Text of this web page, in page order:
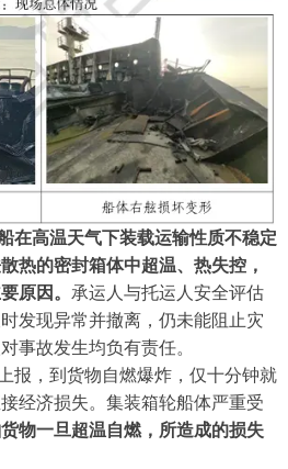
在高温天气下装载运输性质不稳定
热的密封箱体中超温、热失控，
原因。 承运人与托运人安全评估
发现异常并撤离，仍未能阻止灾
对事故发生均负有责任。
报，到货物自燃爆炸，仅十分钟就
经济损失。集装箱轮船体严重受
物一旦超温自燃，所造成的损失